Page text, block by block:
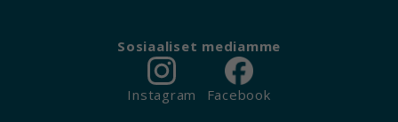
Sosiaaliset mediamme
Instagram Facebook